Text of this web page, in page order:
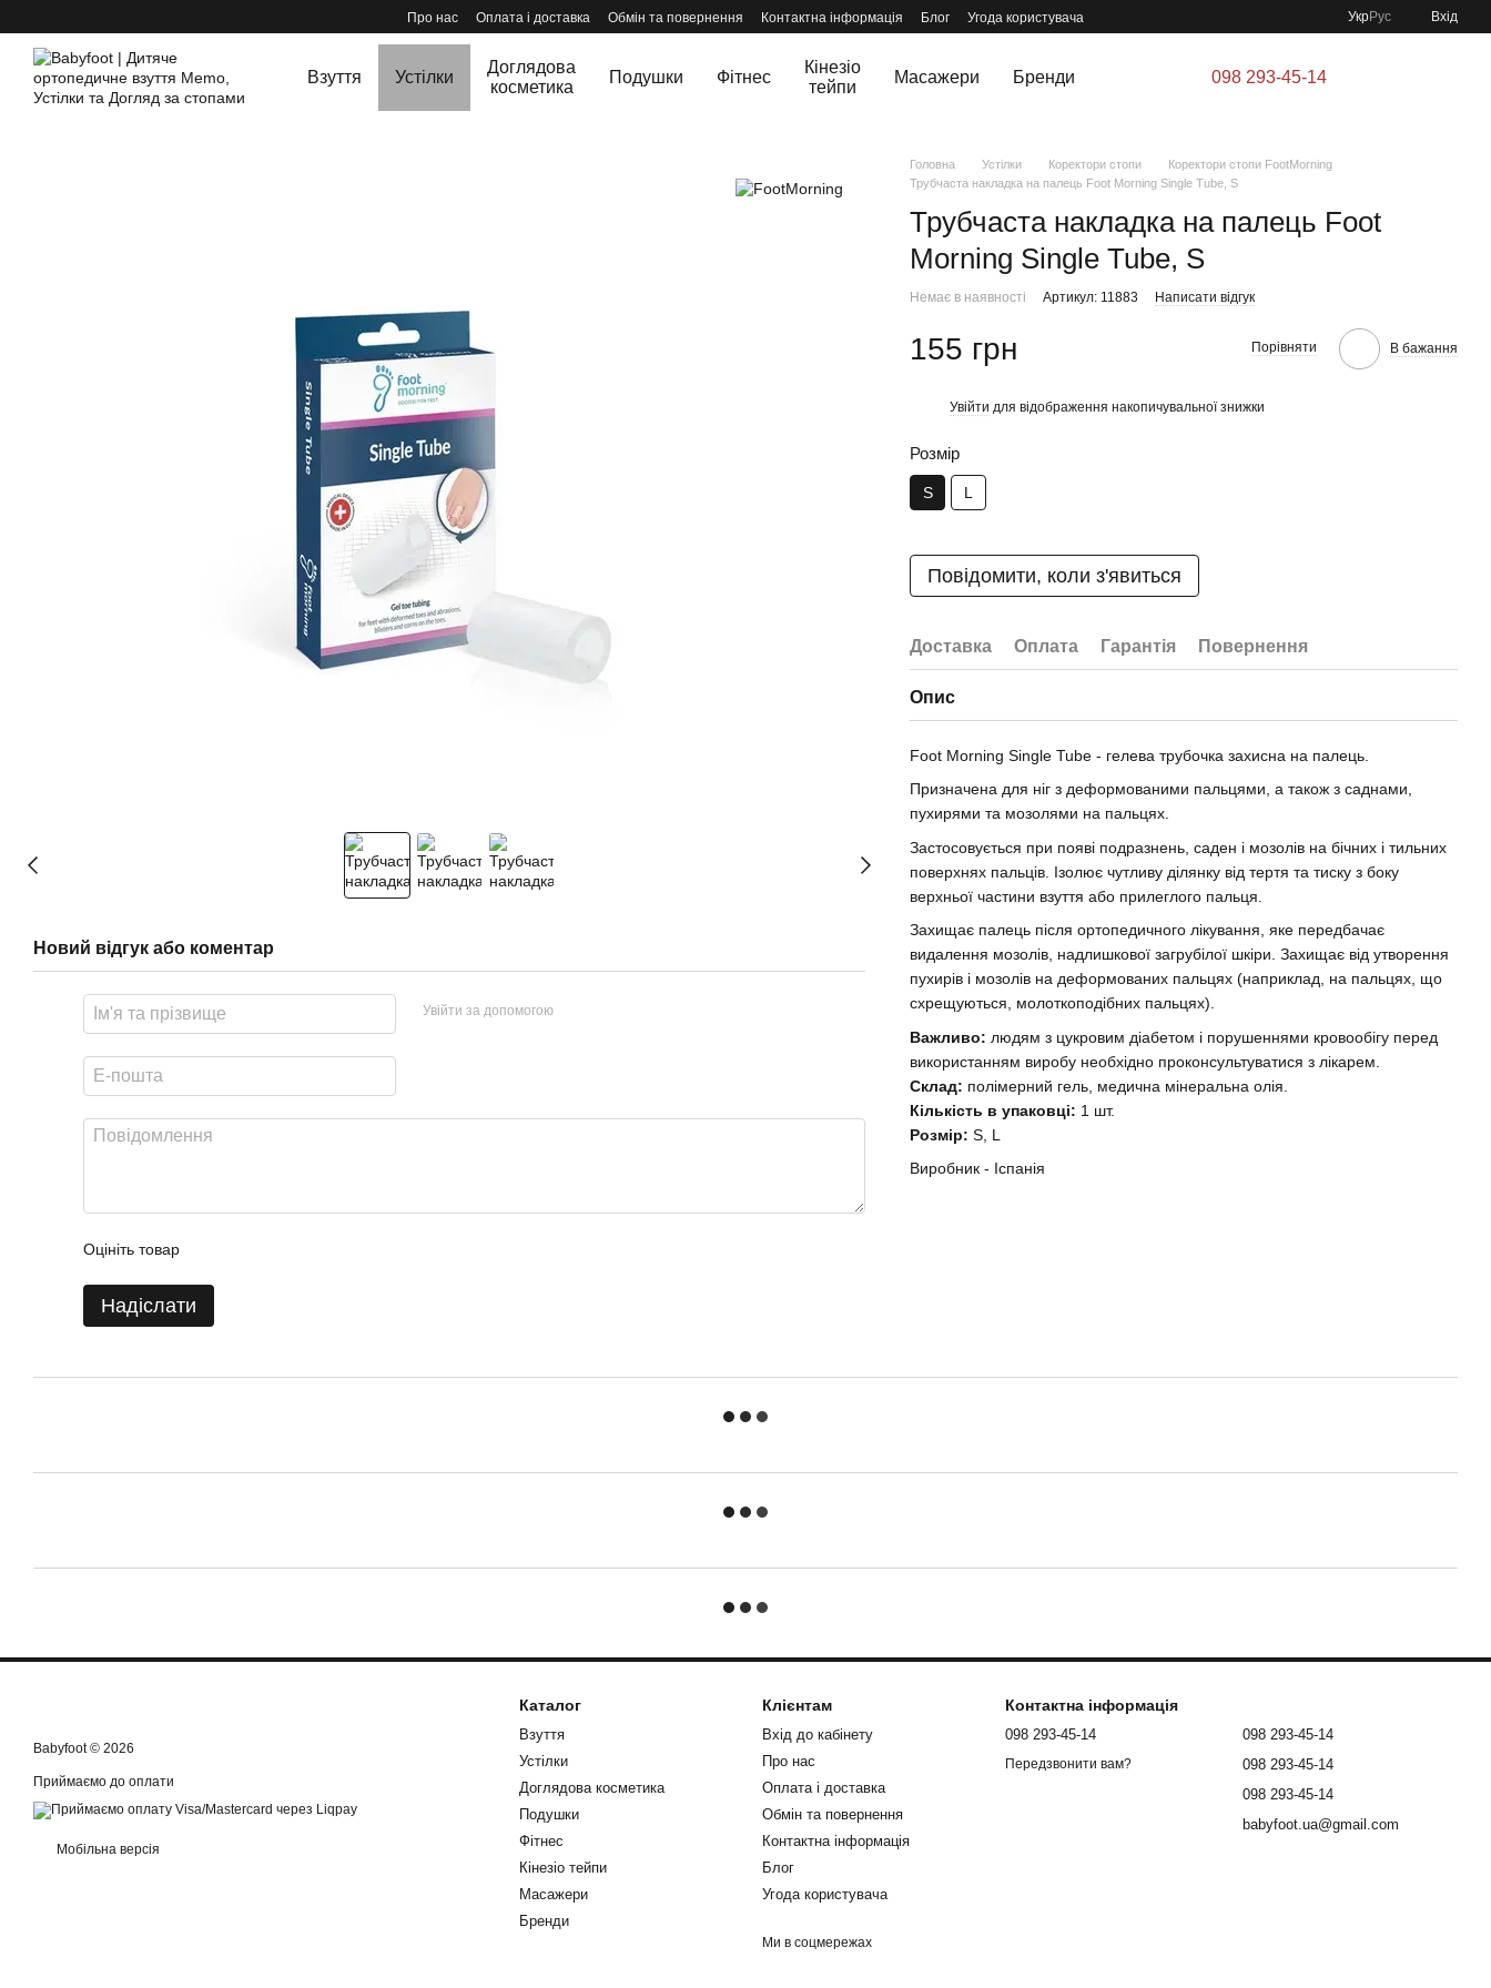
Про нас Оплата і доставка Обмін та повернення Контактна інформація Блог Угода користувача УкрРус Вхід
Взуття Устілки
Доглядова
косметика
Подушки Фітнес
Кінезіо
тейпи
Масажери Бренди 098 293-45-14
Новий відгук або коментар
Увійти за допомогою
Оцініть товар
Надіслати
Головна Устілки Коректори стопи
Коректори стопи FootMorning
Трубчаста накладка на палець Foot Morning Single Tube, S
Трубчаста накладка на палець Foot
Morning Single Tube, S
Немає в наявності Артикул: 11883 Написати відгук
155 грн Порівняти В бажання
Увійти для відображення накопичувальної знижки
Розмір
S L
Повідомити, коли з'явиться
Доставка Оплата Гарантія Повернення
Опис
Foot Morning Single Tube - гелева трубочка захисна на палець.
Призначена для ніг з деформованими пальцями, а також з саднами,
пухирями та мозолями на пальцях.
Застосовується при появі подразнень, саден і мозолів на бічних і тильних
поверхнях пальців. Ізолює чутливу ділянку від тертя та тиску з боку
верхньої частини взуття або прилеглого пальця.
Захищає палець після ортопедичного лікування, яке передбачає
видалення мозолів, надлишкової загрубілої шкіри. Захищає від утворення
пухирів і мозолів на деформованих пальцях (наприклад, на пальцях, що
схрещуються, молоткоподібних пальцях).
Важливо: людям з цукровим діабетом і порушеннями кровообігу перед
використанням виробу необхідно проконсультуватися з лікарем.
Склад: полімерний гель, медична мінеральна олія.
Кількість в упаковці: 1 шт.
Розмір:S, L
Виробник - Іспанія
Babyfoot © 2026
Приймаємо до оплати
Мобільна версія
Каталог
Взуття
Устілки
Доглядова косметика
Подушки
Фітнес
Кінезіо тейпи
Масажери
Бренди
Клієнтам
Вхід до кабінету
Про нас
Оплата і доставка
Обмін та повернення
Контактна інформація
Блог
Угода користувача
Ми в соцмережах
Контактна інформація
098 293-45-14
Передзвонити вам?
098 293-45-14
098 293-45-14
098 293-45-14
babyfoot.ua@gmail.com